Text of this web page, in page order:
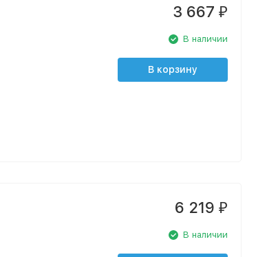
3 667 ₽
В наличии
В корзину
6 219 ₽
В наличии